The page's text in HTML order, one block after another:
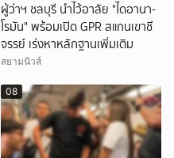
ผู้ว่าฯ ชลบุรี นำไว้อาลัย "ไดอานา-
โรมัน" พร้อมเปิด GPR สแกนเขาชี
จรรย์ เร่งหาหลักฐานเพิ่มเติม
สยามนิวส์
08